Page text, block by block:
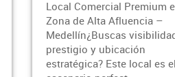
¡Arrienda tu espacio en el
corazón de Itagüí!¿Buscas
lugar estratégico para tu
negocio? Esta burbuja
comercial ubicada en un